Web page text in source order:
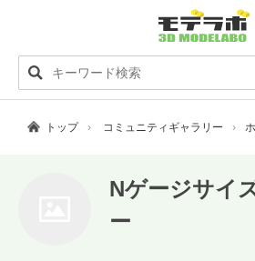
トップ コミュニティギャラリー
Nゲージサイ
ー